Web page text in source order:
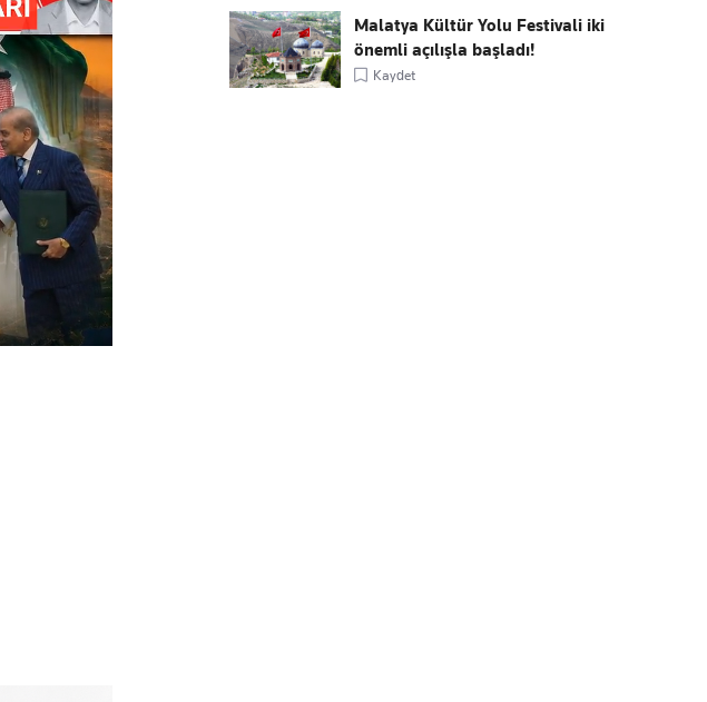
Malatya Kültür Yolu Festivali iki
önemli açılışla başladı!
Kaydet